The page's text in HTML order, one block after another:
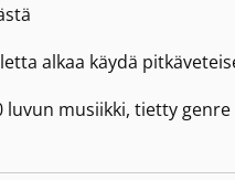
alkaa käydä
musiikki, tietty